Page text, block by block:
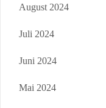
August 2024
Juli 2024
Juni 2024
Mai 2024